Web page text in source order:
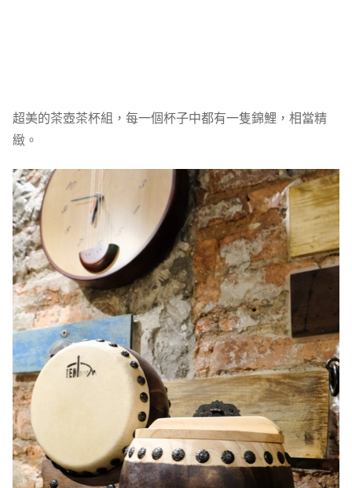
超美的茶壺茶杯組，每一個杯子中都有一隻錦鯉，相當精
緻。